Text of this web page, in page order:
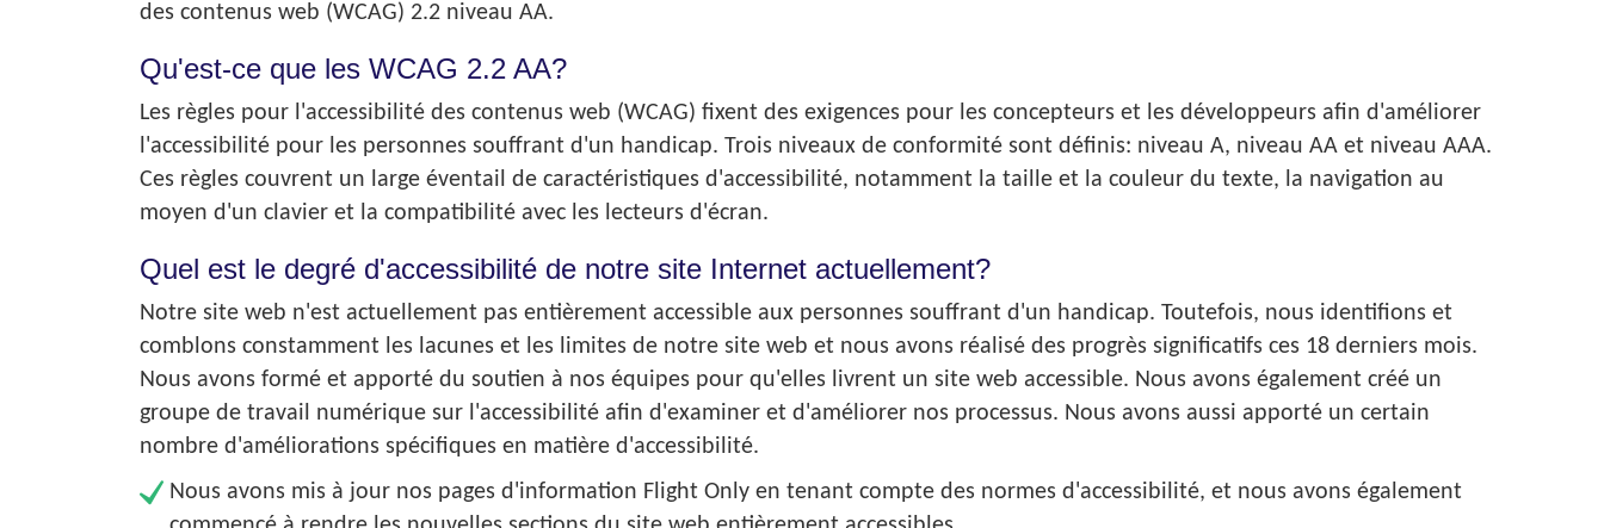
des contenus web (WCAG) 2.2 niveau AA.
Qu'est-ce que les WCAG 2.2 AA?
Les règles pour l'accessibilité des contenus web (WCAG) fixent des exigences pour les concepteurs et les développeurs afin d'améliorer
l'accessibilité pour les personnes souffrant d'un handicap. Trois niveaux de conformité sont définis: niveau A, niveau AA et niveau AAA.
Ces règles couvrent un large éventail de caractéristiques d'accessibilité, notamment la taille et la couleur du texte, la navigation au
moyen d'un clavier et la compatibilité avec les lecteurs d'écran.
Quel est le degré d'accessibilité de notre site Internet actuellement?
Notre site web n'est actuellement pas entièrement accessible aux personnes souffrant d'un handicap. Toutefois, nous identifions et
comblons constamment les lacunes et les limites de notre site web et nous avons réalisé des progrès significatifs ces 18 derniers mois.
Nous avons formé et apporté du soutien à nos équipes pour qu'elles livrent un site web accessible. Nous avons également créé un
groupe de travail numérique sur l'accessibilité afin d'examiner et d'améliorer nos processus. Nous avons aussi apporté un certain
nombre d'améliorations spécifiques en matière d'accessibilité.
Nous avons mis à jour nos pages d'information Flight Only en tenant compte des normes d'accessibilité, et nous avons également